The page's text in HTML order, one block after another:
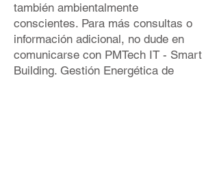
también ambientalmente
conscientes. Para más consultas o
información adicional, no dude en
comunicarse con PMTech IT - Smart
Building. Gestión Energética de